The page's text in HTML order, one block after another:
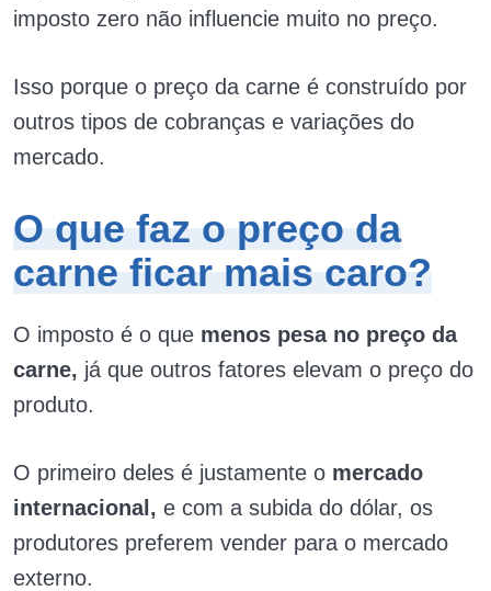
imposto zero não influencie muito no preço.
Isso porque o preço da carne é construído por
outros tipos de cobranças e variações do
mercado.
O que faz o preço da
carne ficar mais caro?
O imposto é o que menos pesa no preço da
carne, já que outros fatores elevam o preço do
produto.
O primeiro deles é justamente o mercado
internacional, e com a subida do dólar, os
produtores preferem vender para o mercado
externo.